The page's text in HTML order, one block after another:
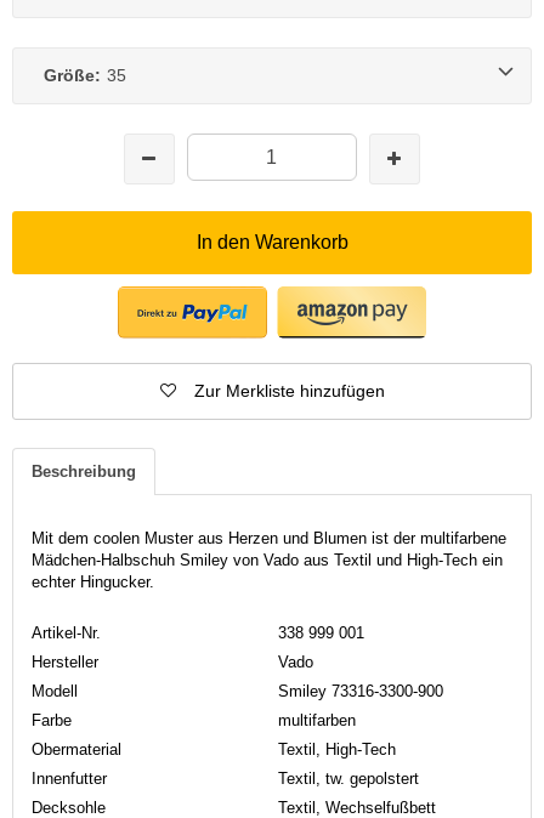
Größe: 35
In den Warenkorb
Zur Merkliste hinzufügen
Beschreibung
Mit dem coolen Muster aus Herzen und Blumen ist der multifarbene
Mädchen-Halbschuh Smiley von Vado aus Textil und High-Tech ein
echter Hingucker.
Artikel-Nr.
338 999 001
Hersteller
Vado
Modell
Smiley 73316-3300-900
Farbe
multifarben
Obermaterial
Textil, High-Tech
Innenfutter
Textil, tw. gepolstert
Decksohle
Textil, Wechselfußbett